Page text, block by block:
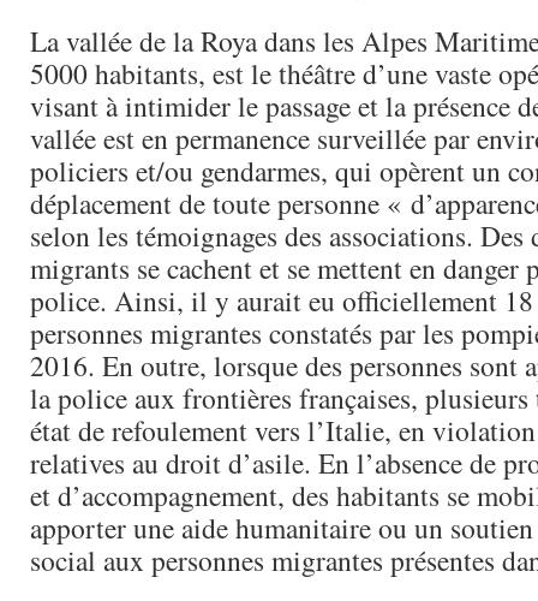
La vallée de la Roya dans les Alpes
5000 habitants, est le théâtre d’une vaste
visant à intimider le passage et la présence
vallée est en permanence surveillée par
policiers et/ou gendarmes, qui opèrent un
déplacement de toute personne «
selon les témoignages des associations. Des
migrants se cachent et se mettent en danger
police. Ainsi, il y aurait eu officiellement 18
personnes migrantes constatés par les
2016. En outre, lorsque des personnes sont
la police aux frontières françaises,
état de refoulement vers l’Italie, en
relatives au droit d’asile. En l’absence de
et d’accompagnement, des habitants se
apporter une aide humanitaire ou un
social aux personnes migrantes présentes